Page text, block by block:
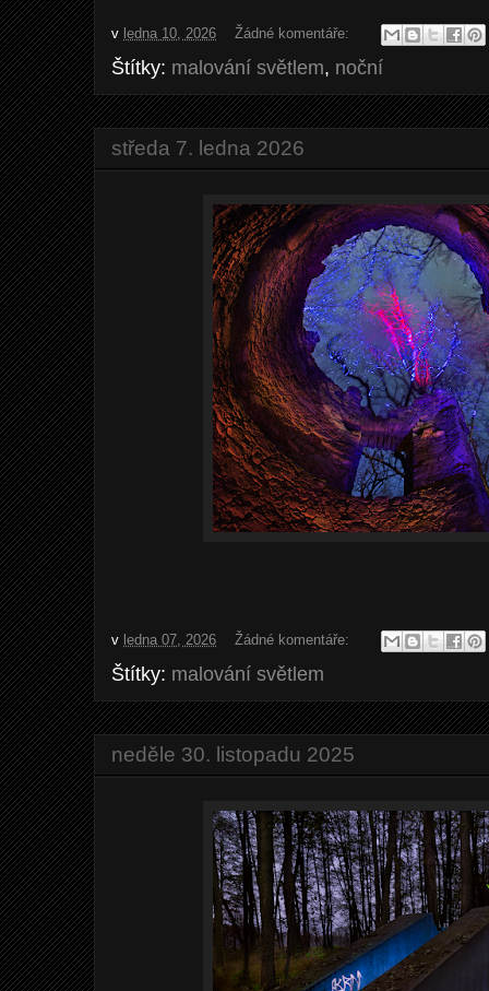
v ledna 10, 2026 Žádné komentáře:
Štítky: malování světlem, noční
středa 7. ledna 2026
v ledna 07, 2026 Žádné komentáře:
Štítky: malování světlem
neděle 30. listopadu 2025